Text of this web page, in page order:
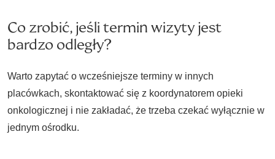
Co zrobić, jeśli termin wizyty jest
bardzo odległy?
Warto zapytać o wcześniejsze terminy w innych
placówkach, skontaktować się z koordynatorem opieki
onkologicznej i nie zakładać, że trzeba czekać wyłącznie w
jednym ośrodku.